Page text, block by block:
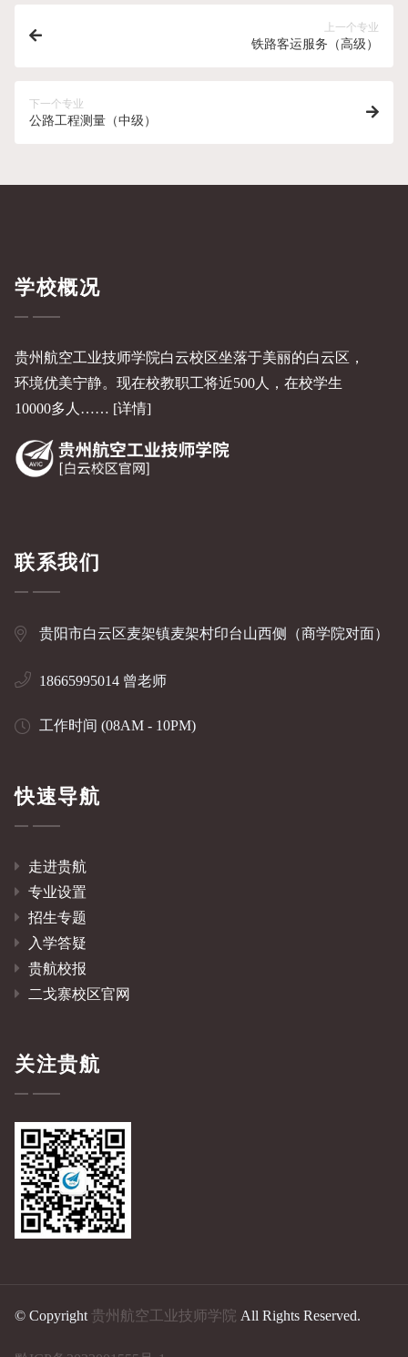
上一个专业
铁路客运服务（高级）
下一个专业
公路工程测量（中级）
学校概况
贵州航空工业技师学院白云校区坐落于美丽的白云区，
环境优美宁静。现在校教职工将近500人，在校学生
10000多人…… [详情]
联系我们
贵阳市白云区麦架镇麦架村印台山西侧（商学院对面）
18665995014 曾老师
工作时间 (08AM - 10PM)
快速导航
走进贵航
专业设置
招生专题
入学答疑
贵航校报
二戈寨校区官网
关注贵航
© Copyright 贵州航空工业技师学院 All Rights Reserved.